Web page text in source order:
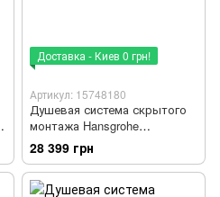
Доставка - Киев 0 грн!
Артикул: 15748180
Душевая система скрытого
монтажа Hansgrohe
ShowerSelect S хром
15748180
28 399 грн